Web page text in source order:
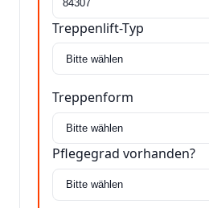
Treppenlift-Typ
Treppenform
Pflegegrad vorhanden?